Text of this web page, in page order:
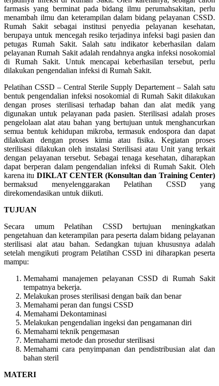
farmasis yang berminat pada bidang ilmu perumahsakitan, perlu
menambah ilmu dan keterampilan dalam bidang pelayanan CSSD.
Rumah Sakit sebagai institusi penyedia pelayanan kesehatan,
berupaya untuk mencegah resiko terjadinya infeksi bagi pasien dan
petugas Rumah Sakit. Salah satu indikator keberhasilan dalam
pelayanan Rumah Sakit adalah rendahnya angka infeksi nosokomial
di Rumah Sakit. Untuk mencapai keberhasilan tersebut, perlu
dilakukan pengendalian infeksi di Rumah Sakit.
Pelatihan CSSD – Central Sterile Supply Departement – Salah satu
bentuk pengendalian infeksi nosokomial di Rumah Sakit dilakukan
dengan proses sterilisasi terhadap bahan dan alat medik yang
digunakan untuk pelayanan pada pasien. Sterilisasi adalah proses
pengelolaan alat atau bahan yang bertujuan untuk menghancurkan
semua bentuk kehidupan mikroba, termasuk endospora dan dapat
dilakukan dengan proses kimia atau fisika. Kegiatan proses
sterilisasi dilakukan oleh instalasi Sterilisasi atau Unit yang terkait
dengan pelayanan tersebut. Sebagai tenaga kesehatan, diharapkan
dapat berperan dalam pengendalian infeksi di Rumah Sakit. Oleh
karena itu DIKLAT CENTER (Konsultan dan Training Center)
bermaksud menyelenggarakan Pelatihan CSSD yang
direkomendasikan untuk diikuti.
TUJUAN
Secara umum Pelatihan CSSD bertujuan meningkatkan
pengetahuan dan keterampilan para peserta dalam bidang pelayanan
sterilisasi alat atau bahan. Sedangkan tujuan khususnya adalah
setelah mengikuti program Pelatihan CSSD ini diharapkan peserta
mampu:
Memahami manajemen pelayanan CSSD di Rumah Sakit
tempatnya bekerja.
Melakukan proses sterilisasi dengan baik dan benar
Memahami peran dan fungsi CSSD
Memahami Dekontaminasi
Melakukan pengendalian ingeksi dan pengamanan diri
Memahami teknik pengemasan
Memahami metode dan prosedur sterilisasi
Memahami cara penyimpanan dan pendistribusian alat dan
bahan steril
MATERI